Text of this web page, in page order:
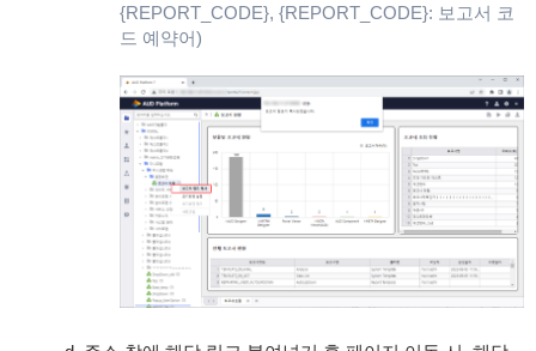
{REPORT_CODE}, {REPORT_CODE}: 보고서 코
드 예약어)